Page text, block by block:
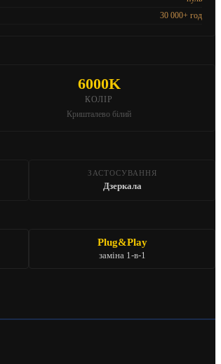
30 000+ год
6000K
КОЛІР
Кришталево білий
ЗАСТОСУВАННЯ
Дзеркала
Plug&Play
заміна 1-в-1